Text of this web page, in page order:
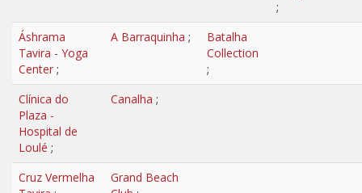
;
Áshrama
Tavira - Yoga
Center ;
A Barraquinha ;
Batalha
Collection
;
Clínica do
Plaza -
Hospital de
Loulé ;
Canalha ;
Cruz Vermelha
Grand Beach